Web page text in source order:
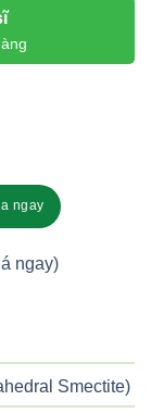
ngay)
Smectite)
ngay